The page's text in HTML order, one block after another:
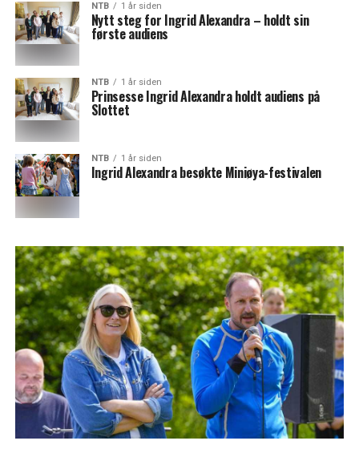
NTB 1 år siden
Nytt steg for Ingrid Alexandra – holdt sin
første audiens
NTB 1 år siden
Prinsesse Ingrid Alexandra holdt audiens på
Slottet
NTB 1 år siden
Ingrid Alexandra besøkte Miniøya-festivalen